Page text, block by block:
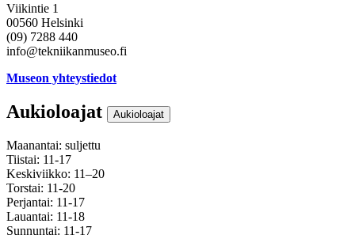
Viikintie 1
00560 Helsinki
(09) 7288 440
info@tekniikanmuseo.fi
Museon yhteystiedot
Aukioloajat Aukioloajat
Maanantai: suljettu
Tiistai: 11-17
Keskiviikko: 11–20
Torstai: 11-20
Perjantai: 11-17
Lauantai: 11-18
Sunnuntai: 11-17